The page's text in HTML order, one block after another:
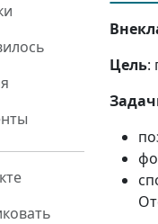
Цель: